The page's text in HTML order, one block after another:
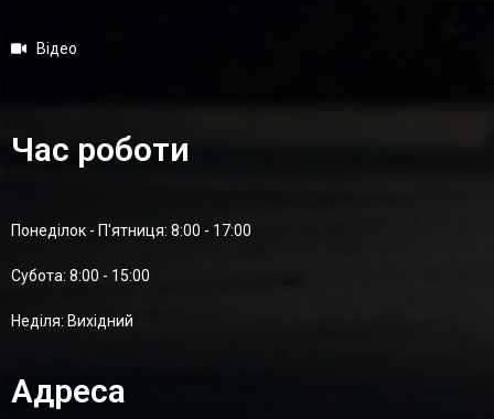
Відео
Час роботи
Понеділок - П'ятниця: 8:00 - 17:00
Суботa: 8:00 - 15:00
Неділя: Вихідний
Адреса